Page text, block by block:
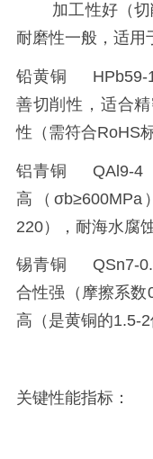
加工性好（
耐磨性一般，适用
铅黄铜 HPb59-
善切削性，适合
性（需符合RoHS
铝青铜 QAl9-4
高（
220），耐海水腐
锡青铜 QSn7-
合性强（摩擦系
高（是黄铜的1.5-2
关键性能指标：